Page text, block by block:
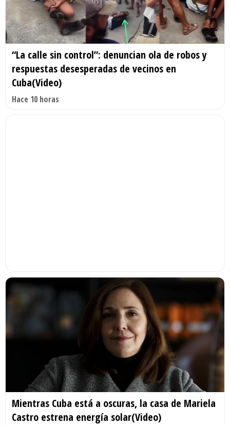
“La calle sin control”: denuncian ola de robos y
respuestas desesperadas de vecinos en
Cuba(Video)
Hace 10 horas
Mientras Cuba está a oscuras, la casa de Mariela
Castro estrena energía solar(Video)